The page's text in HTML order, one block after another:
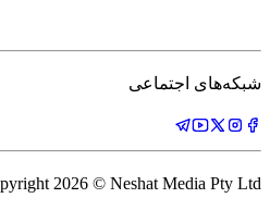
شبکه‌های اجتماعی
2026 © Neshat Media Pty Ltd